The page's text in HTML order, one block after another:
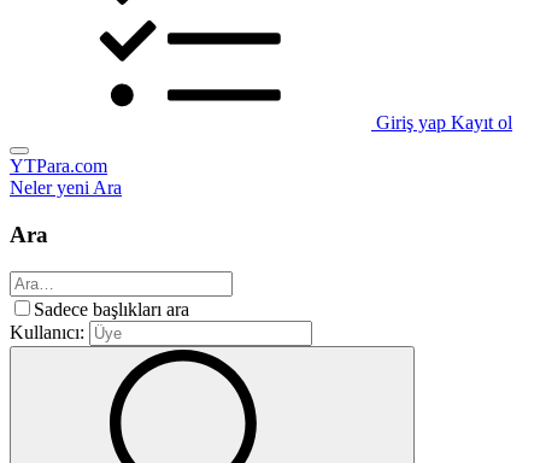
Giriş yap Kayıt ol
YTPara.com
Neler yeniAra
Ara
Sadece başlıkları ara
Kullanıcı: